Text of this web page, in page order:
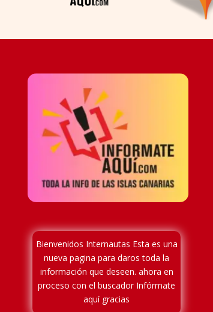
Bienvenidos Internautas Esta es una
nueva pagina paradaros toda la
información que deseen. ahora en
procesocon el buscador Infórmate
aquí gracias